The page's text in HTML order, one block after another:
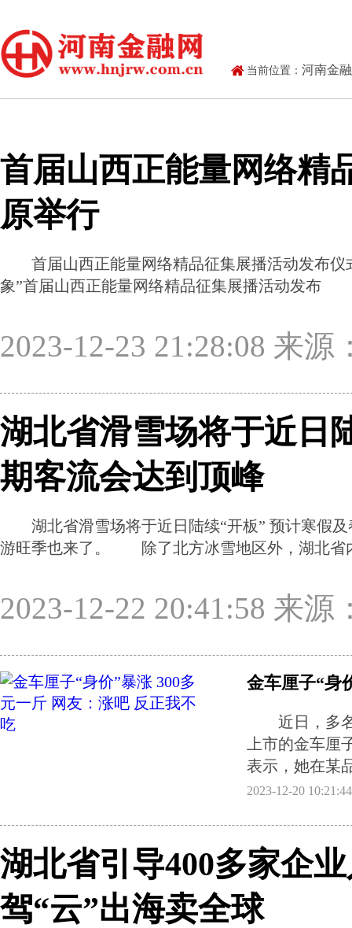
当前位置： 河南金
首届山西正能量网络精
原举行
首届山西正能量网络精品征集展播活动发布仪
象”首届山西正能量网络精品征集展播活动发布
2023-12-23 21:28:08 来源
湖北省滑雪场将于近日
期客流会达到顶峰
湖北省滑雪场将于近日陆续“开板” 预计寒假
游旺季也来了。 除了北方冰雪地区外，湖北省
2023-12-22 20:41:58 来
金车厘子“身
近日，多名
上市的金车
表示，她在某
2023-12-20
湖北省引导400多家企
驾“云”出海卖全球